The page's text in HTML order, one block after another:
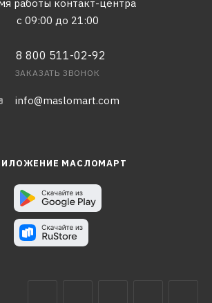
работы контакт-центра
с 09:00 до 21:00
8 800 511-02-92
ЗАКАЗАТЬ ЗВОНОК
info@maslomart.com
МАСЛОМАРТ